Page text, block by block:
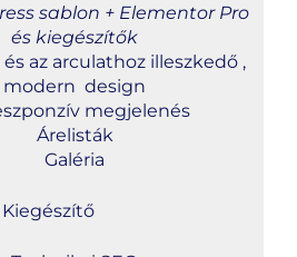
sablon + Elementor Pro
és kiegészítők
az arculathoz illeszkedő ,
modern design
megjelenés
Árelisták
Galéria
Kiegészítő